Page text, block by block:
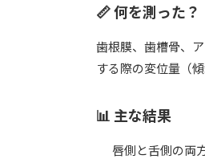
📏 何を測った？
歯根膜、歯槽骨、
する際の変位量（
📊 主な結果
唇側と舌側の両